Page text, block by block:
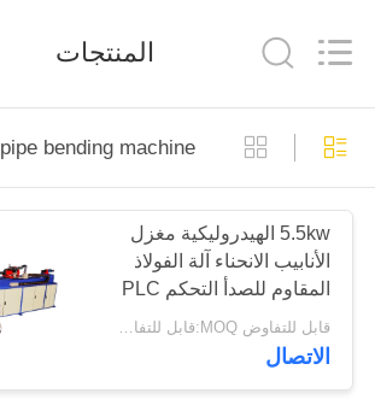
منزل،
بيت
منتجات
معلومات
Technology
Co.,
Rights
المنتجات
pipe bending machine
5.5kw الهيدروليكية مغزل
الأنابيب الانحناء آلة الفولاذ
المقاوم للصدأ التحكم PLC
قابل للتفاوض MOQ:قابل للتفاوض
الاتصال